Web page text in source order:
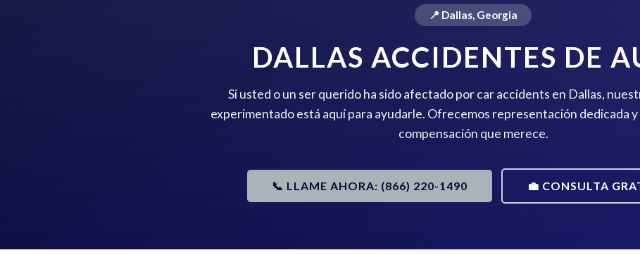
📍 Dallas, Georgia
DALLAS ACCIDENTES DE
Si usted o un ser querido ha sido afectado por car accidents en Dallas,
experimentado está aquí para ayudarle. Ofrecemos representación dedicada
compensación que merece.
📞 LLAME AHORA: (866) 220-1490 💼 CONSULTA